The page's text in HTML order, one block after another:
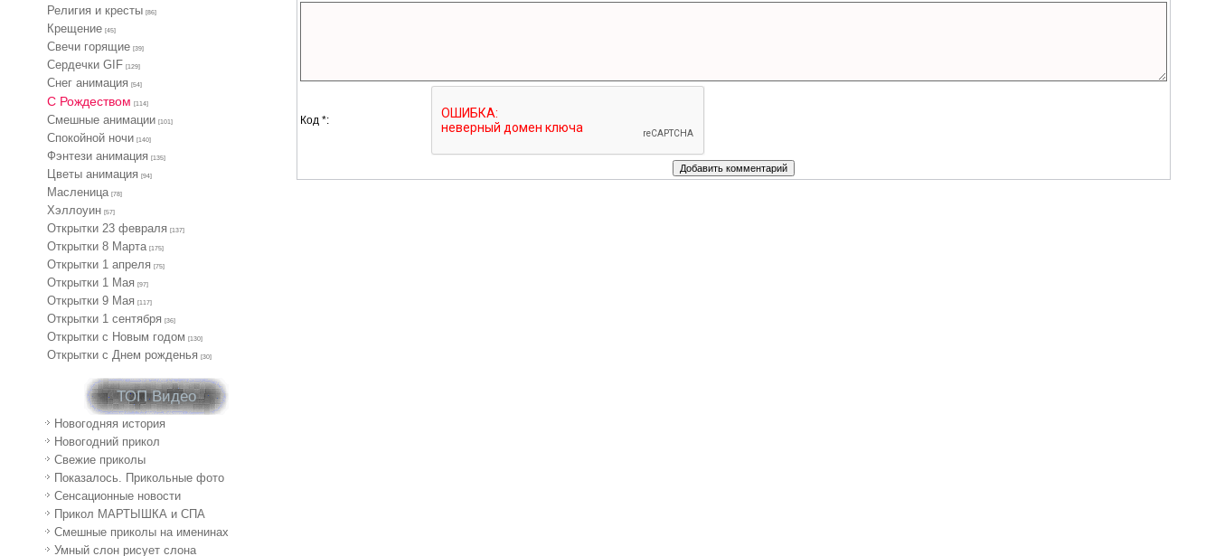
Религия и кресты [86]
Крещение [45]
Свечи горящие [39]
Сердечки GIF [129]
Снег анимация [54]
С Рождеством [114]
Смешные анимации [101]
Спокойной ночи [140]
Фэнтези анимация [135]
Цветы анимация [94]
Масленица [78]
Хэллоуин [57]
Открытки 23 февраля [137]
Открытки 8 Марта [175]
Открытки 1 апреля [75]
Открытки 1 Мая [97]
Открытки 9 Мая [117]
Открытки 1 сентября [36]
Открытки с Новым годом [130]
Открытки с Днем рожденья [30]
ТОП Видео
Новогодняя история
Новогодний прикол
Свежие приколы
Показалось. Прикольные фото
Сенсационные новости
Прикол МАРТЫШКА и СПА
Смешные приколы на именинах
Умный слон рисует слона
Код *: